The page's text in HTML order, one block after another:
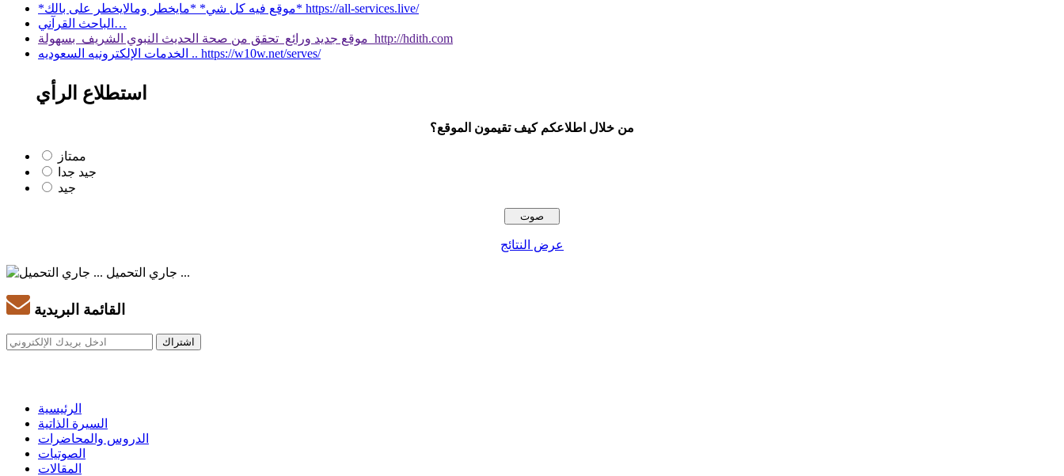
*موقع فيه كل شي* *مايخطر ومالايخطر على بالك* https://all-services.live/
الباحث القرآني…
موقع جديد ورائع تحقق من صحة الحديث النبوي الشريف بسهولة http://hdith.com
الخدمات الإلكترونيه السعوديه .. https://w10w.net/serves/
استطلاع الرأي
من خلال اطلاعكم كيف تقيمون الموقع؟
ممتاز
جيد جدا
جيد
عرض النتائج
جاري التحميل ...
القائمة البريدية
الرئيسية
السيرة الذاتية
الدروس والمحاضرات
الصوتيات
المقالات